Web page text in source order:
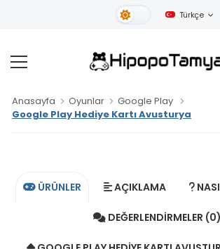
Gündüz Tema
Türkçe
Anasayfa Oyunlar
Google Play
Google Play Hediye Kartı Avusturya
ÜRÜNLER AÇIKLAMA
DEĞERLENDIRMELER (0)